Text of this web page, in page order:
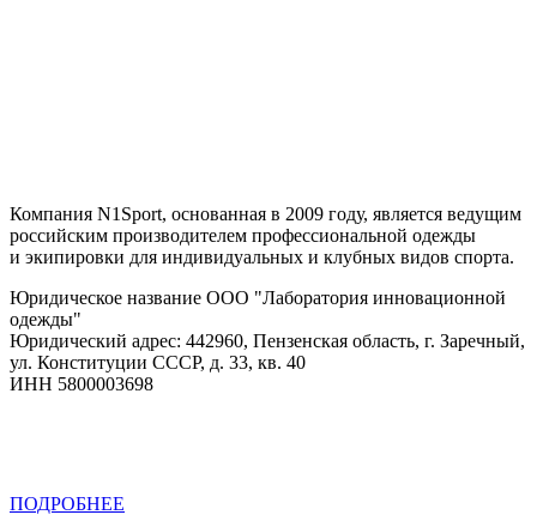
Компания N1Sport, основанная в 2009 году, является ведущим
российским производителем профессиональной одежды
и экипировки для индивидуальных и клубных видов спорта.
Юридическое название ООО "Лаборатория инновационной
одежды"
Юридический адрес: 442960, Пензенская область, г. Заречный,
ул. Конституции СССР, д. 33, кв. 40
ИНН 5800003698
ПОДРОБНЕЕ